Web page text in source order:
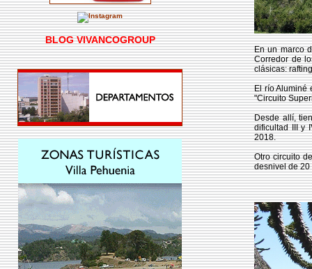
BLOG VIVANCOGROUP
En un marco
Corredor de
clásicas:
El río Aluminé
"Circuito
Desde allí,
dificultad III y
2018.
Otro circuito
desnivel de 20